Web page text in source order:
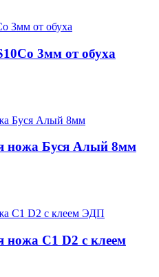
3мм от обуха
ножа Буся Алый 8мм
ножа С1 D2 с клеем